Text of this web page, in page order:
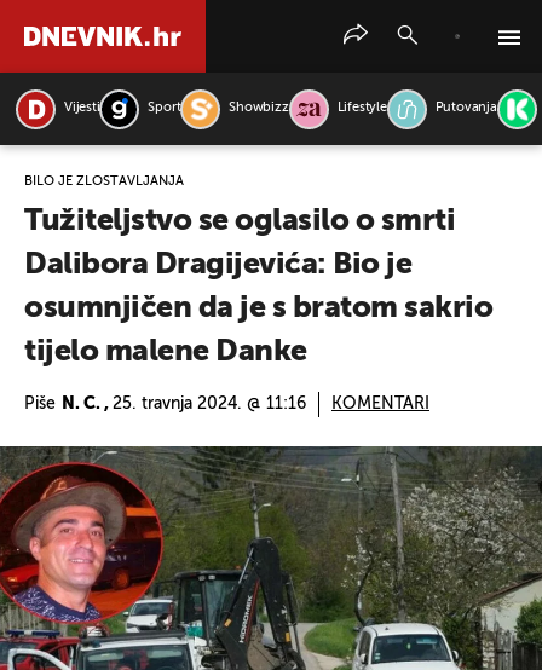
Vijesti Sport Showbizz Lifestyle Putovanja
BILO JE ZLOSTAVLJANJA
Tužiteljstvo se oglasilo o smrti
Dalibora Dragijevića: Bio je
osumnjičen da je s bratom sakrio
tijelo malene Danke
Piše N. C. , 25. travnja 2024. @ 11:16 KOMENTARI
PRETRAŽITE VIJESTI